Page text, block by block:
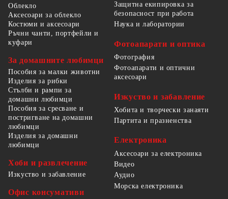
Облекло
Аксесоари за облекло
Костюми и аксесоари
Ръчни чанти, портфейли и
куфари
За домашните любимци
Пособия за малки животни
Изделия за рибки
Стълби и рампи за
домашни любимци
Пособия за сресване и
постригване на домашни
любимци
Изделия за домашни
любимци
Хоби и развлечение
Изкуство и забавление
Офис консумативи
Защитна екипировка за
безопасност при работа
Наука и лаборатории
Фотоапарати и оптика
Фотография
Фотоапарати и оптични
аксесоари
Изкуство и забавление
Хобита и творчески занаяти
Партита и празненства
Електроника
Аксесоари за електроника
Видео
Аудио
Морска електроника